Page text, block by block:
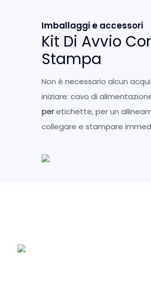
Imballaggi e accessori
Kit Di Avvio
Stampa
Non è necessario alcun
iniziare: cavo di
peretichette, per un
collegare e stampare